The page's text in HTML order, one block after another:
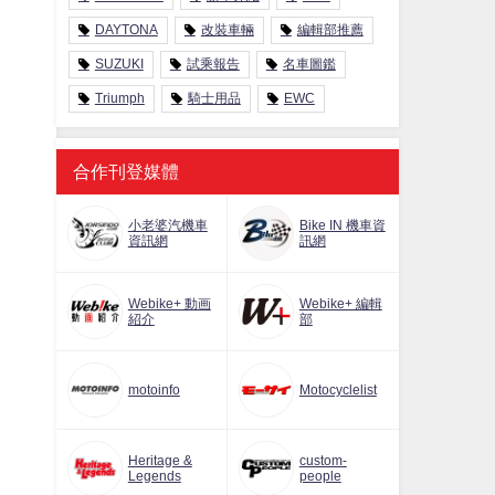
DAYTONA 改裝車輛 編輯部推薦
SUZUKI 試乘報告 名車圖鑑
Triumph 騎士用品 EWC
合作刊登媒體
小老婆汽機車
資訊網
Bike IN 機車資
訊網
Webike+ 動画
紹介
Webike+ 編輯
部
motoinfo Motocyclelist
Heritage &
Legends
custom-
people